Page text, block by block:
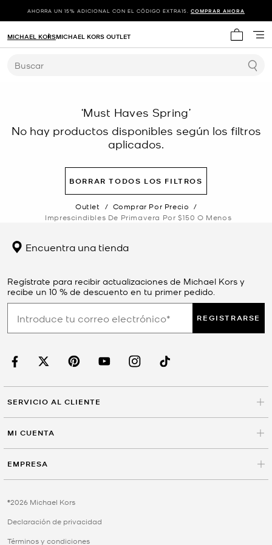
AHORRA UN 15% ADICIONAL CON EL CÓDIGO EXTRA15. COMPRAR AHORA
Mi
MICHAEL KORSMICHAEL KORS OUTLET
Buscar
‘Must Haves Spring’
No hay productos disponibles según los filtros
aplicados.
BORRAR TODOS LOS FILTROS
Outlet / Comprar Por Precio /
Imprescindibles De Primavera Por $150 O Menos
Encuentra una tienda
Regístrate para recibir actualizaciones de Michael Kors y
recibe un 10 % de descuento en tu primer pedido.
REGISTRARSE
SERVICIO AL CLIENTE
MI CUENTA
EMPRESA
©2026 Michael Kors
Declaración de privacidad
Términos y condiciones